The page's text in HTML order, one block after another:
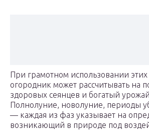
При грамотном использовании
огородник может рассчитывать на
здоровых сеянцев и богатый
Полнолуние, новолуние, периоды
— каждая из фаз указывает на
возникающий в природе под